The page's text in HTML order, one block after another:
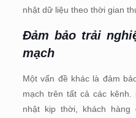
nhật dữ liệu theo thời gian
Đảm bảo trải
mạch
Một vấn đề khác là đảm
mạch trên tất cả các
nhật kịp thời, khách